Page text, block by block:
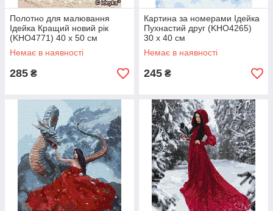
Полотно для малювання
Ідейка Кращий новий рік
(KHO4771) 40 х 50 см
Немає в наявності
285 ₴
Картина за номерами Ідейка
Пухнастий друг (KHO4265)
30 х 40 см
Немає в наявності
245 ₴